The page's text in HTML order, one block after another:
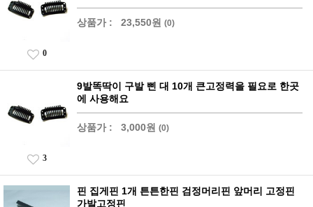
상품가 : 23,550원 (0)
0
9발똑딱이 구발 삔 대 10개 큰고정력을 필요로 한곳
에 사용해요
상품가 : 3,000원 (0)
3
핀 집게핀 1개 튼튼한핀 검정머리핀 앞머리 고정핀
가발고정핀